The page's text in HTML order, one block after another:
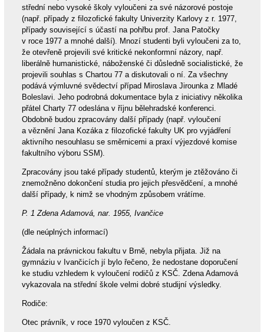
střední nebo vysoké školy vyloučeni za své názorové postoje
(např. případy z filozofické fakulty Univerzity Karlovy z r. 1977,
případy související s účastí na pohřbu prof. Jana Patočky
v roce 1977 a mnohé další). Mnozí studenti byli vyloučeni za to,
že otevřeně projevili své kritické nekonformní názory, např.
liberálně humanistické, náboženské či důsledně socialistické, že
projevili souhlas s Chartou 77 a diskutovali o ní. Za všechny
podává výmluvné svědectví případ Miroslava Jirounka z Mladé
Boleslavi. Jeho podrobná dokumentace byla z iniciativy několika
přátel Charty 77 odeslána v říjnu bělehradské konferenci.
Obdobně budou zpracovány další případy (např. vyloučení
a věznění Jana Kozáka z filozofické fakulty UK pro vyjádření
aktivního nesouhlasu se směrnicemi a praxí výjezdové komise
fakultního výboru SSM).
Zpracovány jsou také případy studentů, kterým je ztěžováno či
znemožněno dokončení studia pro jejich přesvědčení, a mnohé
další případy, k nimž se vhodným způsobem vrátíme.
P. 1 Zdena Adamová, nar. 1955, Ivančice
(dle neúplných informací)
Žádala na právnickou fakultu v Brně, nebyla přijata. Již na
gymnáziu v Ivančicích jí bylo řečeno, že nedostane doporučení
ke studiu vzhledem k vyloučení rodičů z KSČ. Zdena Adamová
vykazovala na střední škole velmi dobré studijní výsledky.
Rodiče:
Otec právník, v roce 1970 vyloučen z KSČ.